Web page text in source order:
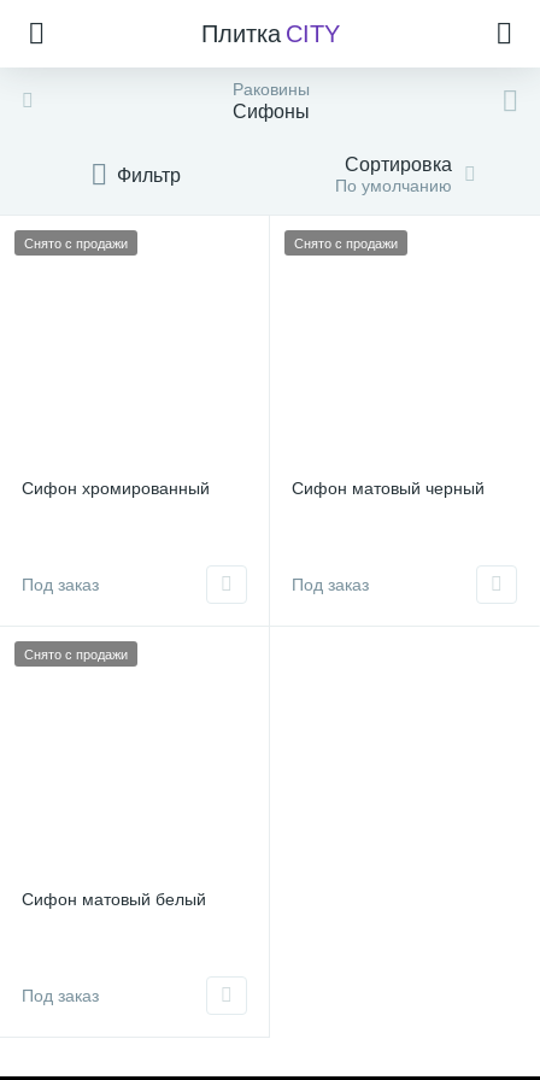
Плитка CITY
Раковины
Сифоны
Фильтр Сортировка
По умолчанию
Снято с продажи
Сифон хромированный
Под заказ
Снято с продажи
Сифон матовый черный
Под заказ
Снято с продажи
Сифон матовый белый
Под заказ